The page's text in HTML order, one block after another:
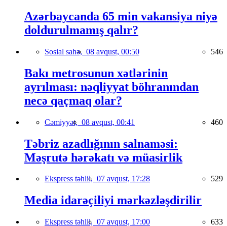
Azərbaycanda 65 min vakansiya niyə
doldurulmamış qalır?
Sosial sahə, 08 avqust, 00:50 546
Bakı metrosunun xətlərinin
ayrılması: nəqliyyat böhranından
necə qaçmaq olar?
Cəmiyyət, 08 avqust, 00:41 460
Təbriz azadlığının salnaməsi:
Məşrutə hərəkatı və müasirlik
Ekspress təhlil, 07 avqust, 17:28 529
Media idarəçiliyi mərkəzləşdirilir
Ekspress təhlil, 07 avqust, 17:00 633